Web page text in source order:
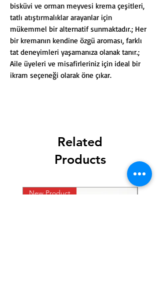
bisküvi ve orman meyvesi krema çeşitleri,
tatlı atıştırmalıklar arayanlar için
mükemmel bir alternatif sunmaktadır.; Her
bir kremanın kendine özgü aroması, farklı
tat deneyimleri yaşamanıza olanak tanır.;
Aile üyeleri ve misafirleriniz için ideal bir
ikram seçeneği olarak öne çıkar.
Related
Products
New Product